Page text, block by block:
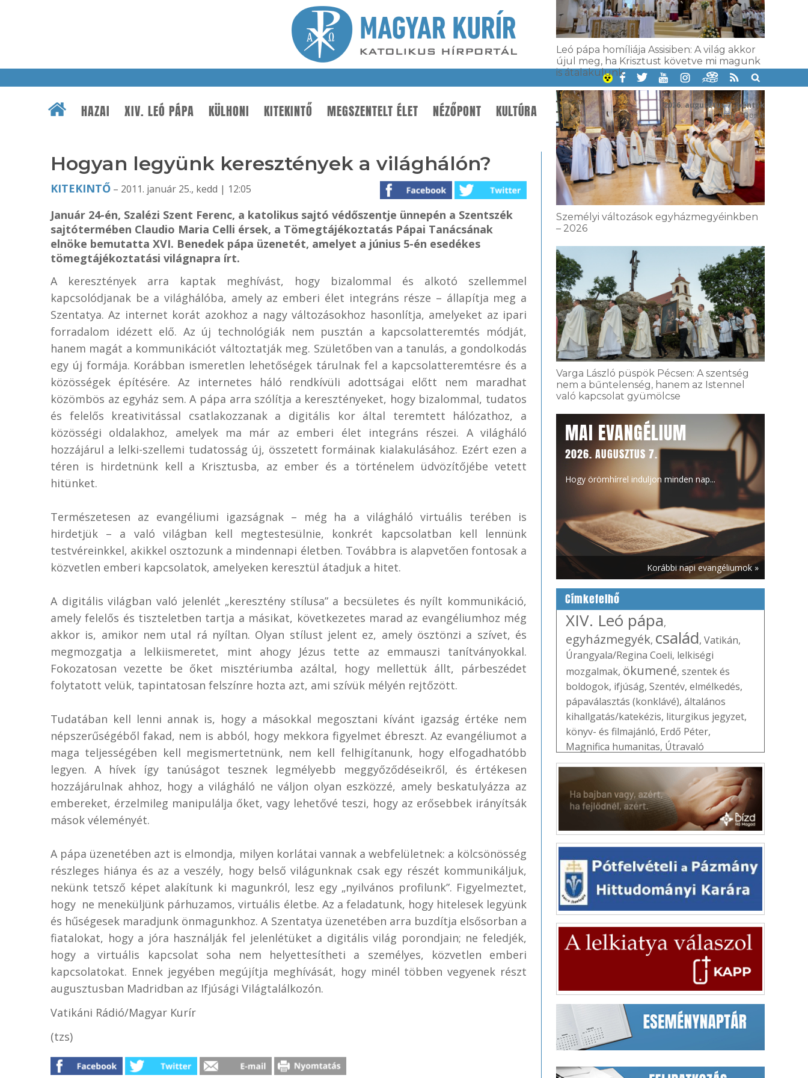
2026. augusztus 7., péntek
Ibolya, Donát
HAZAI XIV. LEÓ PÁPA KÜLHONI KITEKINTŐ MEGSZENTELT ÉLET NÉZŐPONT KULTÚRA
Hogyan legyünk keresztények a világhálón?
KITEKINTŐ – 2011. január 25., kedd | 12:05
Január 24-én, Szalézi Szent Ferenc, a katolikus sajtó védőszentje ünnepén a Szentszék
sajtótermében Claudio Maria Celli érsek, a Tömegtájékoztatás Pápai Tanácsának
elnöke bemutatta XVI. Benedek pápa üzenetét, amelyet a június 5-én esedékes
tömegtájékoztatási világnapra írt.
A keresztények arra kaptak meghívást, hogy bizalommal és alkotó szellemmel
kapcsolódjanak be a világhálóba, amely az emberi élet integráns része – állapítja meg a
Szentatya. Az internet korát azokhoz a nagy változásokhoz hasonlítja, amelyeket az ipari
forradalom idézett elő. Az új technológiák nem pusztán a kapcsolatteremtés módját,
hanem magát a kommunikációt változtatják meg. Születőben van a tanulás, a gondolkodás
egy új formája. Korábban ismeretlen lehetőségek tárulnak fel a kapcsolatteremtésre és a
közösségek építésére. Az internetes háló rendkívüli adottságai előtt nem maradhat
közömbös az egyház sem. A pápa arra szólítja a keresztényeket, hogy bizalommal, tudatos
és felelős kreativitással csatlakozzanak a digitális kor által teremtett hálózathoz, a
közösségi oldalakhoz, amelyek ma már az emberi élet integráns részei. A világháló
hozzájárul a lelki-szellemi tudatosság új, összetett formáinak kialakulásához. Ezért ezen a
téren is hirdetnünk kell a Krisztusba, az ember és a történelem üdvözítőjébe vetett
hitünket.
Természetesen az evangéliumi igazságnak – még ha a világháló virtuális terében is
hirdetjük – a való világban kell megtestesülnie, konkrét kapcsolatban kell lennünk
testvéreinkkel, akikkel osztozunk a mindennapi életben. Továbbra is alapvetően fontosak a
közvetlen emberi kapcsolatok, amelyeken keresztül átadjuk a hitet.
A digitális világban való jelenlét „keresztény stílusa” a becsületes és nyílt kommunikáció,
amely felelős és tiszteletben tartja a másikat, következetes marad az evangéliumhoz még
akkor is, amikor nem utal rá nyíltan. Olyan stílust jelent ez, amely ösztönzi a szívet, és
megmozgatja a lelkiismeretet, mint ahogy Jézus tette az emmauszi tanítványokkal.
Fokozatosan vezette be őket misztériumba azáltal, hogy mellettük állt, párbeszédet
folytatott velük, tapintatosan felszínre hozta azt, ami szívük mélyén rejtőzött.
Tudatában kell lenni annak is, hogy a másokkal megosztani kívánt igazság értéke nem
népszerűségéből fakad, nem is abból, hogy mekkora figyelmet ébreszt. Az evangéliumot a
maga teljességében kell megismertetnünk, nem kell felhigítanunk, hogy elfogadhatóbb
legyen. A hívek így tanúságot tesznek legmélyebb meggyőződéseikről, és értékesen
hozzájárulnak ahhoz, hogy a világháló ne váljon olyan eszközzé, amely beskatulyázza az
embereket, érzelmileg manipulálja őket, vagy lehetővé teszi, hogy az erősebbek irányítsák
mások véleményét.
A pápa üzenetében azt is elmondja, milyen korlátai vannak a webfelületnek: a kölcsönösség
részleges hiánya és az a veszély, hogy belső világunknak csak egy részét kommunikáljuk,
nekünk tetsző képet alakítunk ki magunkról, lesz egy „nyilvános profilunk”. Figyelmeztet,
hogy ne meneküljünk párhuzamos, virtuális életbe. Az a feladatunk, hogy hitelesek legyünk
és hűségesek maradjunk önmagunkhoz. A Szentatya üzenetében arra buzdítja elsősorban a
fiatalokat, hogy a jóra használják fel jelenlétüket a digitális világ porondjain; ne feledjék,
hogy a virtuális kapcsolat soha nem helyettesítheti a személyes, közvetlen emberi
kapcsolatokat. Ennek jegyében megújítja meghívását, hogy minél többen vegyenek részt
augusztusban Madridban az Ifjúsági Világtalálkozón.
Vatikáni Rádió/Magyar Kurír
(tzs)
Leó pápa homíliája Assisiben: A világ akkor
újul meg, ha Krisztust követve mi magunk
is átalakulunk
Személyi változások egyházmegyéinkben
– 2026
Varga László püspök Pécsen: A szentség
nem a bűntelenség, hanem az Istennel
való kapcsolat gyümölcse
MAI EVANGÉLIUM
2026. AUGUSZTUS 7.
Hogy örömhírrel induljon minden nap...
Korábbi napi evangéliumok »
Címkefelhő
XIV. Leó pápa,
egyházmegyék, család, Vatikán,
Úrangyala/Regina Coeli, lelkiségi
mozgalmak, ökumené, szentek és
boldogok, ifjúság, Szentév, elmélkedés,
pápaválasztás (konklávé), általános
kihallgatás/katekézis, liturgikus jegyzet,
könyv- és filmajánló, Erdő Péter,
Magnifica humanitas, Útravaló